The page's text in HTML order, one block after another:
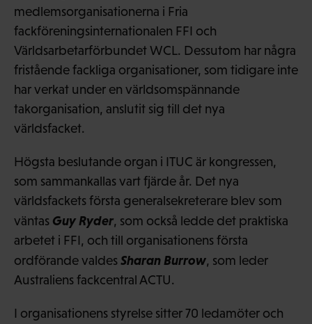
medlemsorganisationerna i Fria
fackföreningsinternationalen FFI och
Världsarbetarförbundet WCL. Dessutom har några
fristående fackliga organisationer, som tidigare inte
har verkat under en världsomspännande
takorganisation, anslutit sig till det nya
världsfacket.
Högsta beslutande organ i ITUC är kongressen,
som sammankallas vart fjärde år. Det nya
världsfackets första generalsekreterare blev som
väntas Guy Ryder, som också ledde det praktiska
arbetet i FFI, och till organisationens första
ordförande valdesSharan Burrow, som leder
Australiens fackcentral ACTU.
I organisationens styrelse sitter 70 ledamöter och